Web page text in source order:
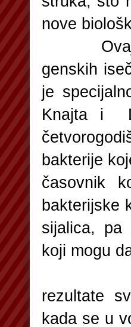
nove
Ovaj
genskih
je
Knajta i
bakterije
časovnik
bakterijske
sijalica, pa
koji mogu
Kako
rezultate
kada se u